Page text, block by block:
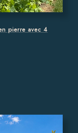
pierre avec 4